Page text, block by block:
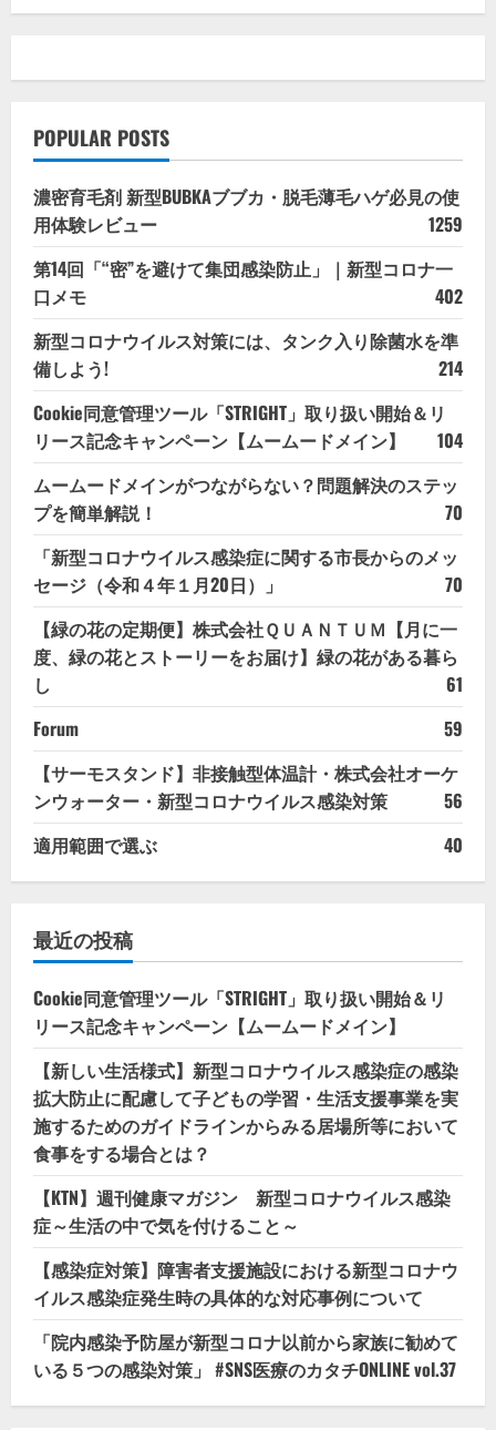
POPULAR POSTS
濃密育毛剤 新型BUBKAブブカ・脱毛薄毛ハゲ必見の使
用体験レビュー
1259
第14回「“密”を避けて集団感染防止」｜新型コロナ一
口メモ
402
新型コロナウイルス対策には、タンク入り除菌水を準
備しよう!
214
Cookie同意管理ツール「STRIGHT」取り扱い開始＆リ
リース記念キャンペーン【ムームードメイン】
104
ムームードメインがつながらない？問題解決のステッ
プを簡単解説！
70
「新型コロナウイルス感染症に関する市長からのメッ
セージ（令和４年１月20日）」
70
【緑の花の定期便】株式会社ＱＵＡＮＴＵＭ【月に一
度、緑の花とストーリーをお届け】緑の花がある暮ら
し
61
Forum
59
【サーモスタンド】非接触型体温計・株式会社オーケ
ンウォーター・新型コロナウイルス感染対策
56
適用範囲で選ぶ
40
最近の投稿
Cookie同意管理ツール「STRIGHT」取り扱い開始＆リ
リース記念キャンペーン【ムームードメイン】
【新しい生活様式】新型コロナウイルス感染症の感染
拡大防止に配慮して子どもの学習・生活支援事業を実
施するためのガイドラインからみる居場所等において
食事をする場合とは？
【KTN】週刊健康マガジン 新型コロナウイルス感染
症～生活の中で気を付けること～
【感染症対策】障害者支援施設における新型コロナウ
イルス感染症発生時の具体的な対応事例について
「院内感染予防屋が新型コロナ以前から家族に勧めて
いる５つの感染対策」 #SNS医療のカタチONLINE vol.37